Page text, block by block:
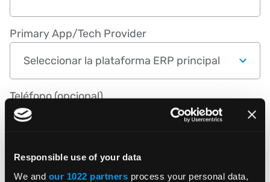
Responsible use of your data
We and our 1022 partners process your personal data,
Primary App/Tech Provider
Teléfono (opcional)
País